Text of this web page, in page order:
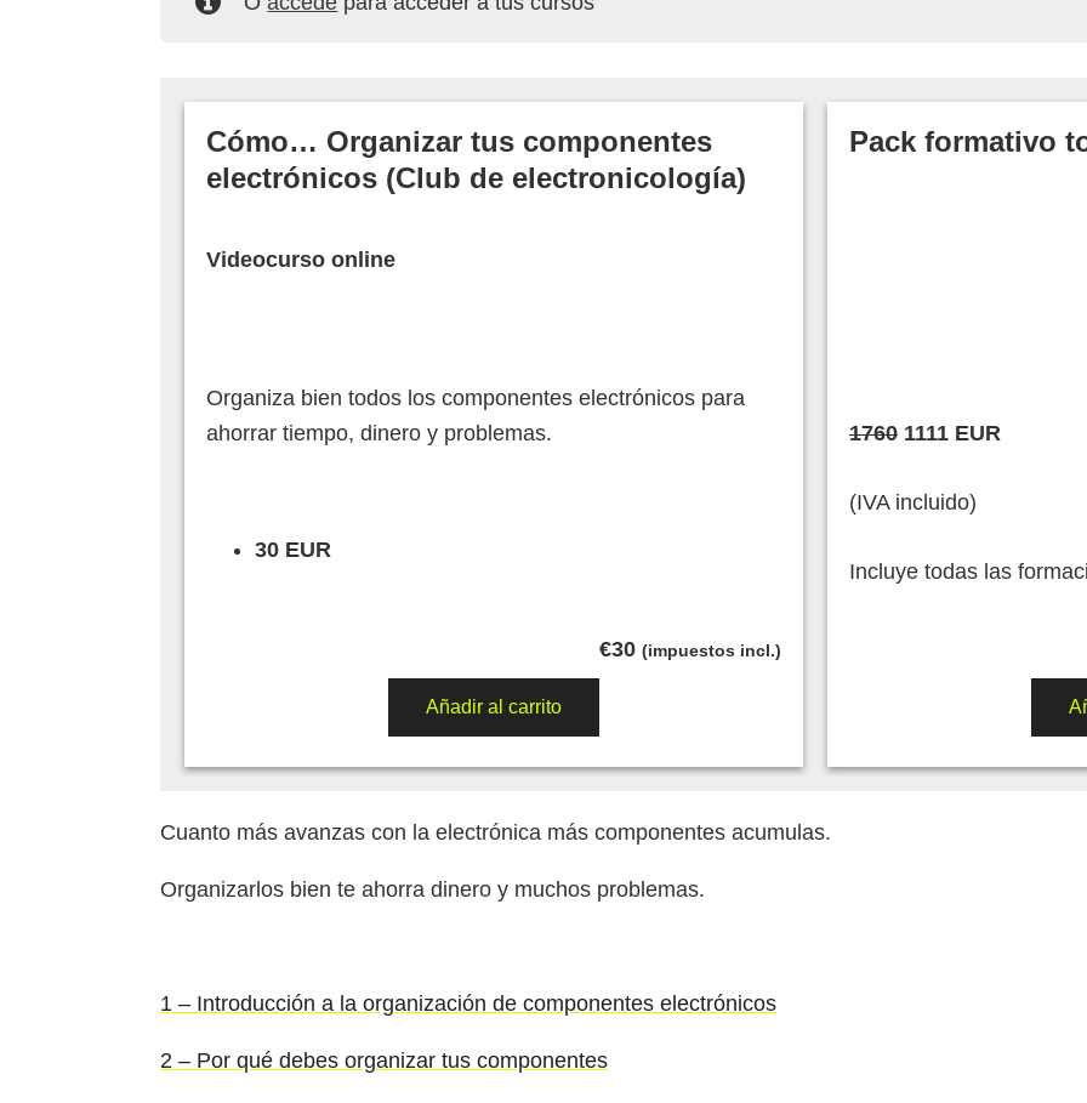
Cómo… Organizar tus componentes
electrónicos (Club de electronicología)
Videocurso online
Organiza bien todos los componentes electrónicos para
ahorrar tiempo, dinero y problemas.
30 EUR
€30 (impuestos incl.)
Añadir al carrito
Pack formativo
1760 1111 EUR
(IVA incluido)
Incluye todas las
Cuanto más avanzas con la electrónica más componentes acumulas.
Organizarlos bien te ahorra dinero y muchos problemas.
1 – Introducción a la organización de componentes electrónicos
2 – Por qué debes organizar tus componentes